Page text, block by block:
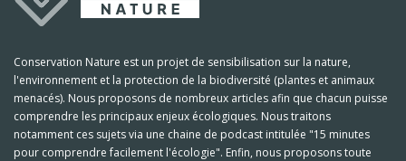
Conservation Nature est un projet de sensibilisation sur la nature,
l'environnement et la protection de la biodiversité (plantes et animaux
menacés). Nous proposons de nombreux articles afin que chacun puisse
comprendre les principaux enjeux écologiques. Nous traitons
notamment ces sujets via une chaine de podcast intitulée "15 minutes
pour comprendre facilement l'écologie". Enfin, nous proposons toute